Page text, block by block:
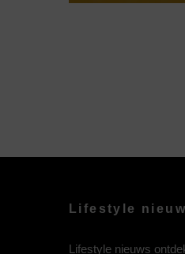
Lifestyle
Lifestyle nieuws